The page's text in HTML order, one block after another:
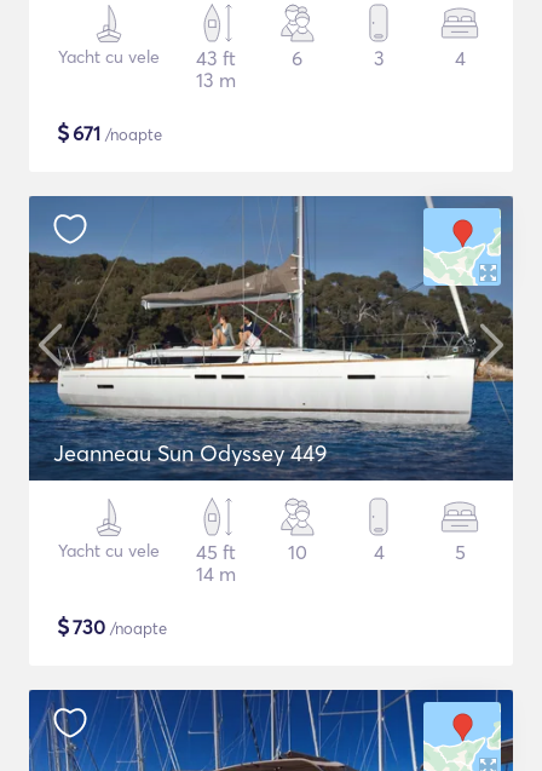
Yacht cu vele
43 ft
13 m
6 3 4
$671 /noapte
Jeanneau Sun Odyssey 449
Yacht cu vele
45 ft
14 m
10 4 5
$730 /noapte